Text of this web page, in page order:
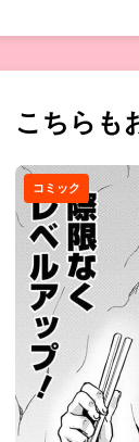
こちらも
コミック